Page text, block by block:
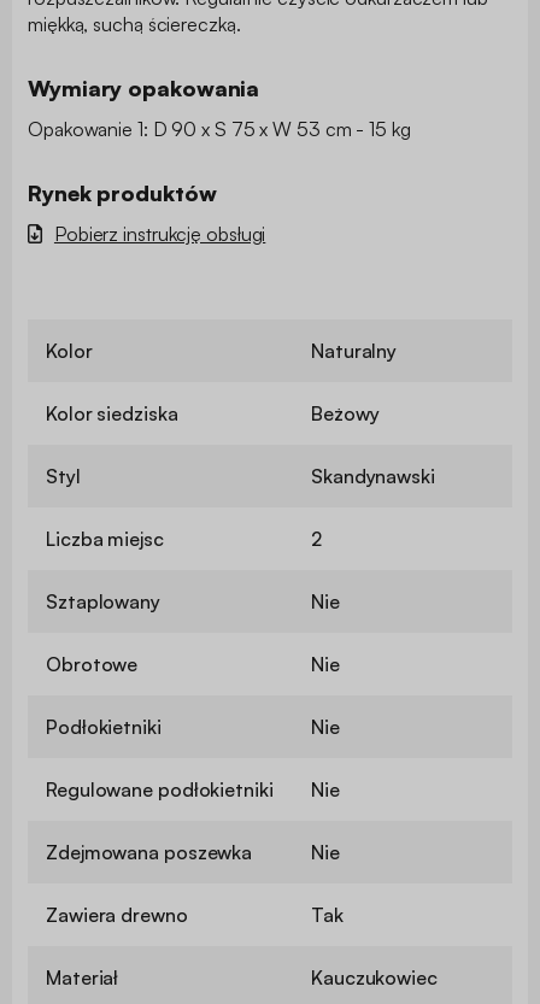
miękką, suchą ściereczką.
Wymiary opakowania
Opakowanie 1: D 90 x S 75 x W 53 cm - 15 kg
Rynek produktów
Pobierz instrukcję obsługi
Kolor Naturalny
Kolor siedziska Beżowy
Styl Skandynawski
Liczba miejsc 2
Sztaplowany Nie
Obrotowe Nie
Podłokietniki Nie
Regulowane podłokietniki Nie
Zdejmowana poszewka Nie
Zawiera drewno Tak
Materiał Kauczukowiec